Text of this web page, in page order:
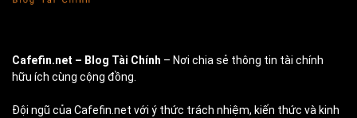
Cafefin.net – Blog Tài Chính – Nơi chia sẻ thông tin tài chính
hữu ích cùng cộng đồng.
Đội ngũ của Cafefin.net với ý thức trách nhiệm, kiến thức và kinh